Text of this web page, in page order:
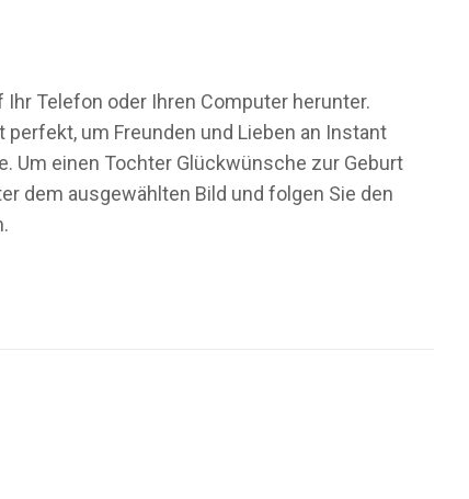
Telefon oder Ihren Computer herunter.
um Freunden und Lieben an Instant
Um einen Tochter Glückwünsche zur Geburt
dem ausgewählten Bild und folgen Sie den